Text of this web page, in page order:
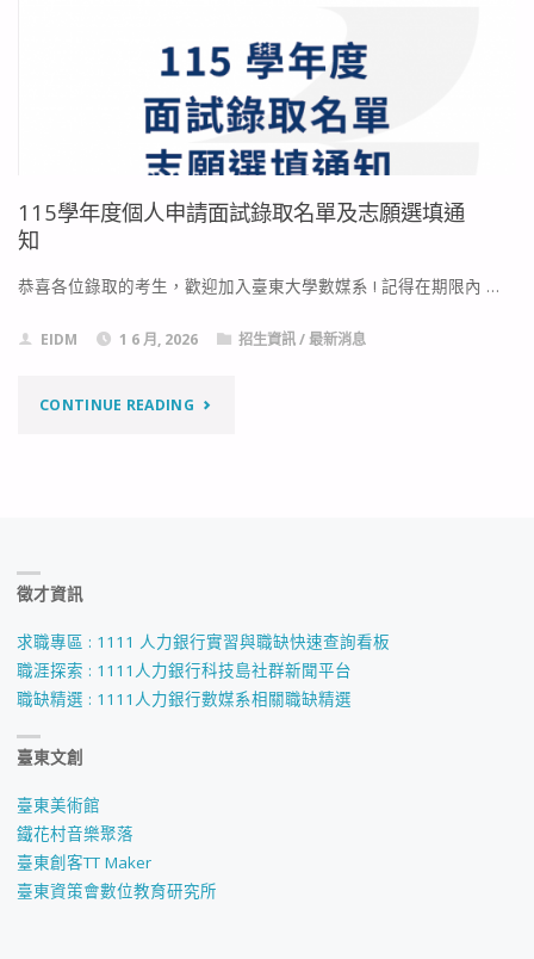
獎
名
單"
大
賞
得
獎
115學年度個人申請面試錄取名單及志願選填通
知
恭喜各位錄取的考生，歡迎加入臺東大學數媒系 ! 記得在期限內 …
EIDM 1 6 月, 2026 招生資訊/最新消息
CONTINUE READING"115
人
申
錄
徵才資訊
求職專區 : 1111 人力銀行實習與職缺快速查詢看板
職涯探索 : 1111人力銀行科技島社群新聞平台
職缺精選 : 1111人力銀行數媒系相關職缺精選
臺東文創
臺東美術館
鐵花村音樂聚落
臺東創客TT Maker
臺東資策會數位教育研究所